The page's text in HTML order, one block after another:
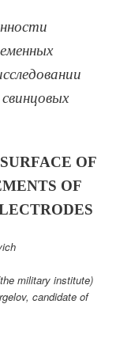
OF
OF
military institute)
candidate of